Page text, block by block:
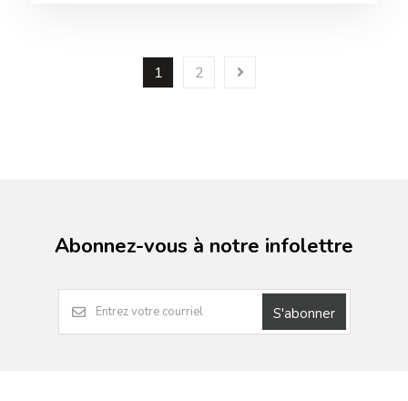
1 2
Abonnez-vous à notre infolettre
S'abonner